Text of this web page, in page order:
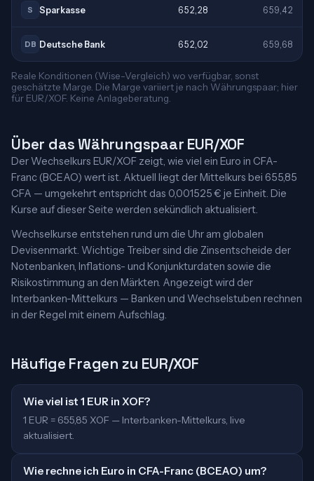
S Sparkasse 652,28 659,42
DB Deutsche Bank 652,02 659,68
Reale Konditionen (Wise-Vergleich) wo verfügbar, sonst
geschätzte Marge. Die Marge variiert je nach Währungspaar; hier
für EUR/XOF. Keine Anlageberatung.
Über das Währungspaar EUR/XOF
Der Wechselkurs EUR/XOF zeigt, wie viel ein Euro in CFA-
Franc (BCEAO) wert ist. Aktuell liegt der Mittelkurs bei 655,85
CFA — umgekehrt entspricht das 0,001525 € je Einheit. Die
Kurse auf dieser Seite werden sekündlich aktualisiert.
Wechselkurse entstehen rund um die Uhr am globalen
Devisenmarkt. Wichtige Treiber sind die Zinsentscheide der
Notenbanken, Inflations- und Konjunkturdaten sowie die
Risikostimmung an den Märkten. Angezeigt wird der
Interbanken-Mittelkurs — Banken und Wechselstuben rechnen
in der Regel mit einem Aufschlag.
Häufige Fragen zu EUR/XOF
Wie viel ist 1 EUR in XOF?
1 EUR = 655,85 XOF — Interbanken-Mittelkurs, live
aktualisiert.
Wie rechne ich Euro in CFA-Franc (BCEAO) um?